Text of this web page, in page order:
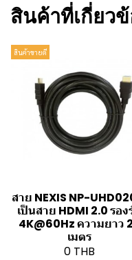
สินค้าที่เกี่ยว
สินค้าขายดี
สาย NEXIS NP-
เป็นสาย HDMI 2.0 รอง
4K@60Hz ความยาว
เมตร
0 THB